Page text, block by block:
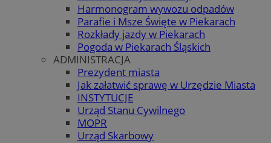
Harmonogram wywozu odpadów
Parafie i Msze Święte w Piekarach
Rozkłady jazdy w Piekarach
Pogoda w Piekarach Śląskich
ADMINISTRACJA
Prezydent miasta
Jak załatwić sprawę w Urzędzie Miasta
INSTYTUCJE
Urząd Stanu Cywilnego
MOPR
Urząd Skarbowy